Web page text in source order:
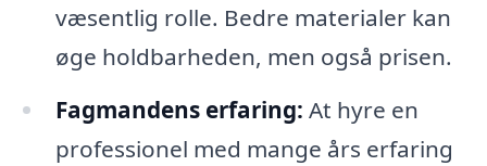
væsentlig rolle. Bedre materialer kan
øge holdbarheden, men også prisen.
Fagmandens erfaring: At hyre en
professionel med mange års erfaring